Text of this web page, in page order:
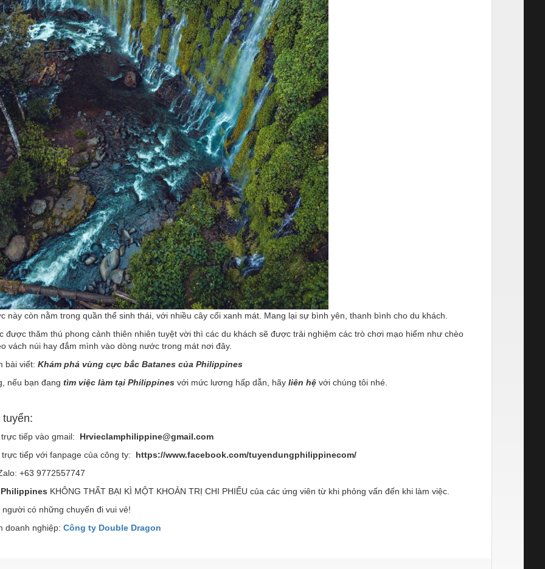
này còn nằm trong quần thể sinh thái, với nhiều cây cối xanh mát. Mang lại sự bình yên, thanh bình cho du khách.
được thăm thú phong cảnh thiên nhiên tuyệt vời thì các du khách sẽ được trải nghiệm các trò chơi mạo hiểm như chèo
vách núi hay đắm mình vào dòng nước trong mát nơi đây.
bài viết: Khám phá vùng cực bắc Batanes của Philippines
nếu bạn đang tìm việc làm tại Philippines với mức lương hấp dẫn, hãy liên hệ với chúng tôi nhé.
tiếp vào gmail: Hrvieclamphilippine@gmail.com
tiếp với fanpage của công ty: https://www.facebook.com/tuyendungphilippinecom/
+63 9772557747
KHÔNG THẤT BẠI KÌ MỘT KHOẢN TRỊ CHI PHIẾU của các ứng viên từ khi phỏng vấn đến khi làm việc.
người có những chuyến đi vui vẻ!
doanh nghiệp: Công ty Double Dragon